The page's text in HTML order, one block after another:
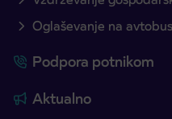
Oglaševanje na
Podpora potnikom
Aktualno